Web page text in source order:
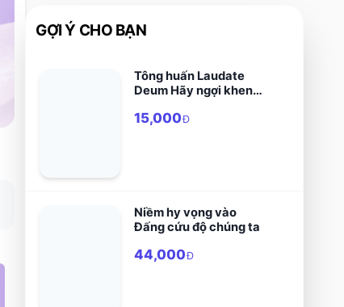
GỢI Ý CHO BẠN
Tông huấn Laudate
Deum Hãy ngợi khen
15,000Đ
Niềm hy vọng vào
Đấng cứu độ chúng ta
44,000Đ